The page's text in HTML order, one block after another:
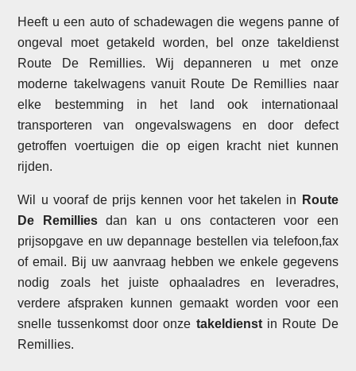
Heeft u een auto of schadewagen die wegens panne of
ongeval moet getakeld worden, bel onze takeldienst
Route De Remillies. Wij depanneren u met onze
moderne takelwagens vanuit Route De Remillies naar
elke bestemming in het land ook internationaal
transporteren van ongevalswagens en door defect
getroffen voertuigen die op eigen kracht niet kunnen
rijden.
Wil u vooraf de prijs kennen voor het takelen in
Route
De Remilliesdan kan u ons contacteren voor een
prijsopgave en uw depannage bestellen via telefoon,fax
of email. Bij uw aanvraag hebben we enkele gegevens
nodig zoals het juiste ophaaladres en leveradres,
verdere afspraken kunnen gemaakt worden voor een
snelle tussenkomst door onze takeldienstin Route De
Remillies.